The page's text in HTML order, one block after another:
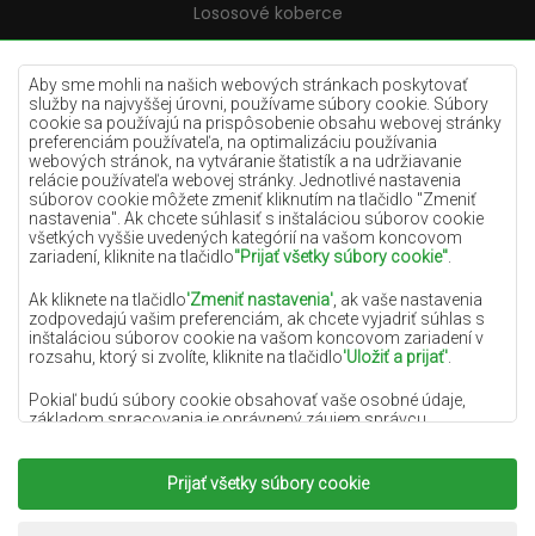
Aby sme mohli na našich webových stránkach poskytovať
služby na najvyššej úrovni, používame súbory cookie. Súbory
cookie sa používajú na prispôsobenie obsahu webovej stránky
preferenciám používateľa, na optimalizáciu používania
webových stránok, na vytváranie štatistík a na udržiavanie
relácie používateľa webovej stránky. Jednotlivé nastavenia
súborov cookie môžete zmeniť kliknutím na tlačidlo "Zmeniť
nastavenia". Ak chcete súhlasiť s inštaláciou súborov cookie
všetkých vyššie uvedených kategórií na vašom koncovom
zariadení, kliknite na tlačidlo"Prijať všetky súbory cookie"
Ak kliknete na tlačidlo'Zmeniť nastavenia' , ak vaše nastavenia
zodpovedajú vašim preferenciám, ak chcete vyjadriť súhlas s
inštaláciou súborov cookie na vašom koncovom zariadení v
rozsahu, ktorý si zvolíte, kliknite na tlačidlo'Uložiť a prijať'
Pokiaľ budú súbory cookie obsahovať vaše osobné údaje,
základom spracovania je oprávnený záujem správcu
podobe poskytovania vysokokvalitných služieb na našej
webovej stránke a marketingových aktivít správcu osobných
údajov a jeho dôveryhodných partnerov.
Prijať všetky súbory cookie
Lososové koberce
Krémové koberce
Lilac koberce
Žlté koberce
Mätové koberce
Modré koberce
Oranžové koberce
Ružové koberce
Šedé koberce
Terakotové koberce
Zelené koberce
Zlaté koberce
Copyright 2022Koberce Chemex.Všetky práva